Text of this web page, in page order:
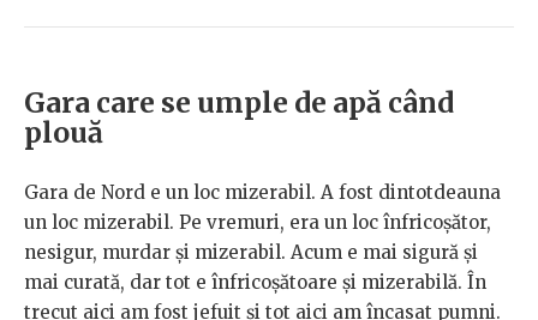
Gara care se umple de apă când
plouă
Gara de Nord e un loc mizerabil. A fost dintotdeauna
un loc mizerabil. Pe vremuri, era un loc înfricoșător,
nesigur, murdar și mizerabil. Acum e mai sigură și
mai curată, dar tot e înfricoșătoare și mizerabilă. În
trecut aici am fost jefuit și tot aici am încasat pumni.